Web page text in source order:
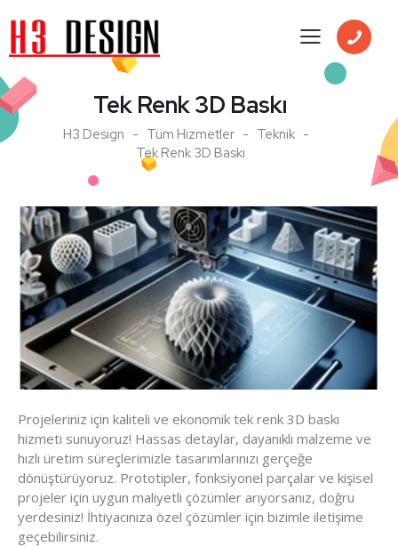
Tek Renk 3D Baskı
H3 Design Tüm Hizmetler
Teknik
Tek Renk 3D Baskı
Projeleriniz için kaliteli ve ekonomik tek renk 3D baskı
hizmeti sunuyoruz! Hassas detaylar, dayanıklı malzeme ve
hızlı üretim süreçlerimizle tasarımlarınızı gerçeğe
dönüştürüyoruz. Prototipler, fonksiyonel parçalar ve kişisel
projeler için uygun maliyetli çözümler arıyorsanız, doğru
yerdesiniz! İhtiyacınıza özel çözümler için bizimle iletişime
geçebilirsiniz.